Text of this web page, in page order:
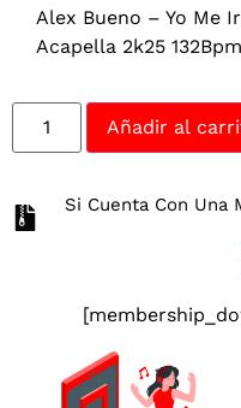
Alex Bueno – Yo Me
Acapella 2k25 132Bpm
Añadir al
Si Cuenta Con Una